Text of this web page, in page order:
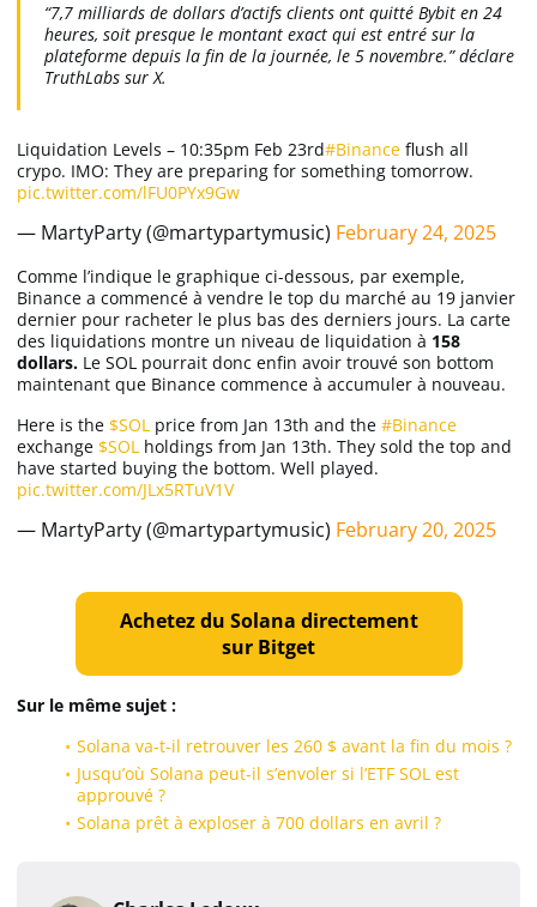
“7,7 milliards de dollars d’actifs clients ont quitté Bybit en 24
heures, soit presque le montant exact qui est entré sur la
plateforme depuis la fin de la journée, le 5 novembre.” déclare
TruthLabs sur X.
Liquidation Levels – 10:35pm Feb 23rd#Binance flush all
crypo. IMO: They are preparing for something tomorrow.
pic.twitter.com/lFU0PYx9Gw
— MartyParty (@martypartymusic) February 24, 2025
Comme l’indique le graphique ci-dessous, par exemple,
Binance a commencé à vendre le top du marché au 19 janvier
dernier pour racheter le plus bas des derniers jours. La carte
des liquidations montre un niveau de liquidation à 158
dollars. Le SOL pourrait donc enfin avoir trouvé son bottom
maintenant que Binance commence à accumuler à nouveau.
Here is the $SOL price from Jan 13th and the #Binance
exchange $SOL holdings from Jan 13th. They sold the top and
have started buying the bottom. Well played.
pic.twitter.com/JLx5RTuV1V
— MartyParty (@martypartymusic) February 20, 2025
Achetez du Solana directement
sur Bitget
Sur le même sujet :
Solana va-t-il retrouver les 260 $ avant la fin du mois ?
Jusqu’où Solana peut-il s’envoler si l’ETF SOL est
approuvé ?
Solana prêt à exploser à 700 dollars en avril ?